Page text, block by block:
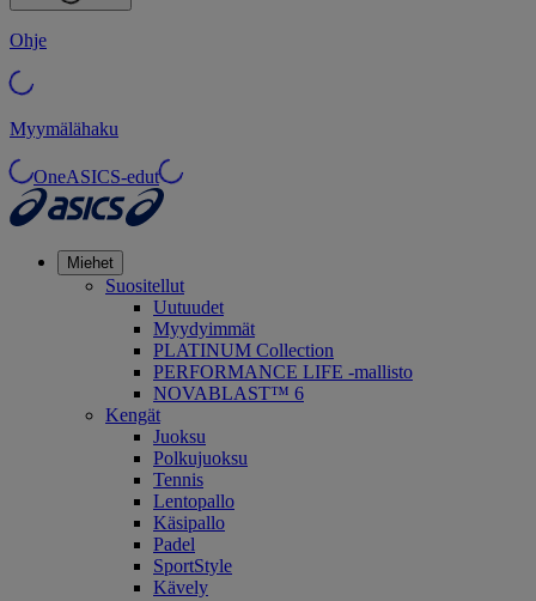
Ohje
Myymälähaku
OneASICS-edut
Miehet
Suositellut
Uutuudet
Myydyimmät
PLATINUM Collection
PERFORMANCE LIFE -mallisto
NOVABLAST™ 6
Kengät
Juoksu
Polkujuoksu
Tennis
Lentopallo
Käsipallo
Padel
SportStyle
Kävely